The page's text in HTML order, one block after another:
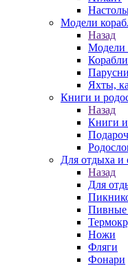
Модели
Назад
Модели
Корабли
Яхты,
Книги и
Назад
Книги
Для отдыха и
Назад
Для
Пивные
Ножи
Фляги
Фонари